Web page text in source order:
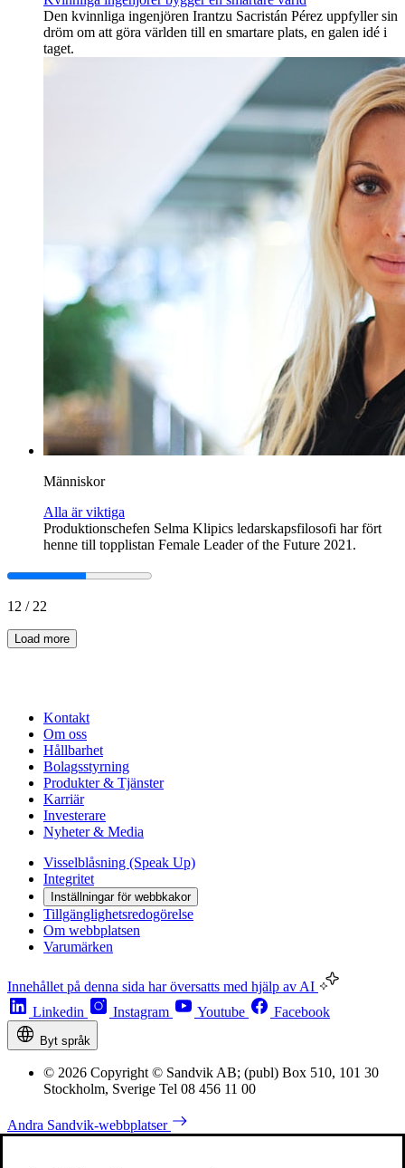
Den kvinnliga ingenjören Irantzu Sacristán Pérez uppfyller sin
dröm om att göra världen till en smartare plats, en galen idé i
taget.
Människor
Alla är viktiga
Produktionschefen Selma Klipics ledarskapsfilosofi har fört
henne till topplistan Female Leader of the Future 2021.
12 / 22
Load more
Kontakt
Om oss
Hållbarhet
Bolagsstyrning
Produkter & Tjänster
Karriär
Investerare
Nyheter & Media
Visselblåsning (Speak Up)
Integritet
Inställningar för webbkakor
Tillgänglighetsredogörelse
Om webbplatsen
Varumärken
Innehållet på denna sida har översatts med hjälp av AI
Linkedin
Instagram Youtube Facebook
Byt språk
© 2026 Copyright © Sandvik AB; (publ) Box 510, 101 30
Stockholm, Sverige Tel 08 456 11 00
Andra Sandvik-webbplatser